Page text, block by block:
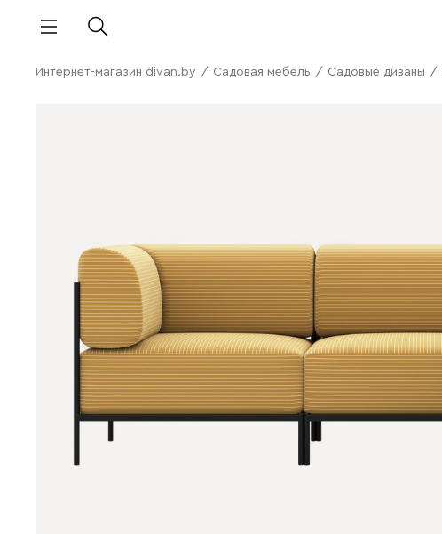
Интернет-магазин divan.by / Садовая мебель / Садовые диваны /